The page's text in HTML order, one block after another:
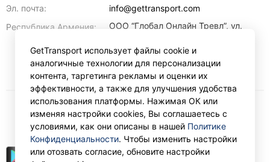
Эл. почта:
info@gettransport.com
Республика Армения:
ООО “Глобал Онлайн Тревл”, ул.
регистрационный номер
271.110.1183229, РНН 00238516
Ереван 0070
RUB
GetTransport использует файлы cookie и
аналогичные технологии для персонализации
контента, таргетинга рекламы и оценки их
эффективности, а также для улучшения удобства
использования платформы. Нажимая ОК или
изменяя настройки cookies, Вы соглашаетесь с
условиями, как они описаны в нашей Политике
Конфиденциальности. Чтобы изменить настройки
или отозвать согласие, обновите настройки